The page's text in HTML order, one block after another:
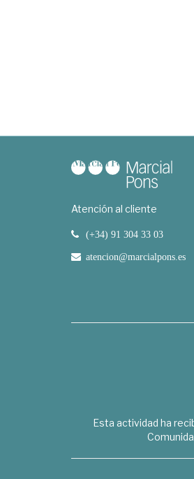
Atención al cliente
(+34) 91 304 33 03
atencion@marcialpons.es
Esta actividad ha